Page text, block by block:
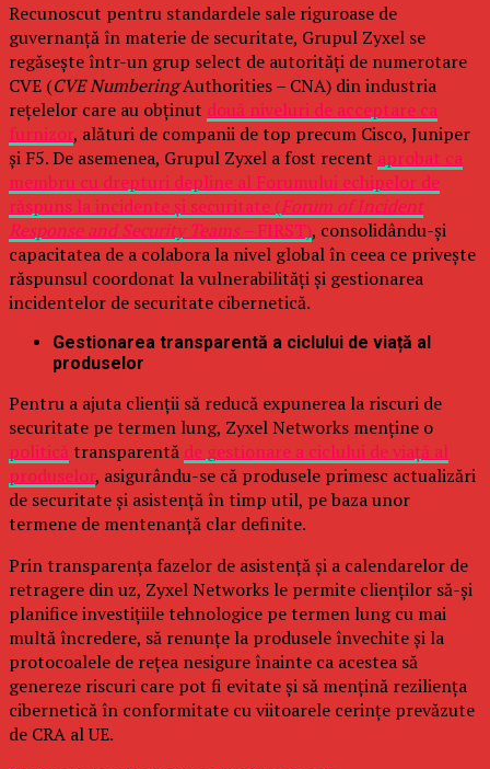
Recunoscut pentru standardele sale riguroase de
guvernanță în materie de securitate, Grupul Zyxel se
regăsește într-un grup select de autorități de numerotare
CVE (CVE NumberingAuthorities – CNA) din industria
rețelelor care au obținut două niveluri de acceptare ca
furnizor, alături de companii de top precum Cisco, Juniper
și F5. De asemenea, Grupul Zyxel a fost recent aprobat ca
membru cu drepturi depline al Forumului echipelor de
răspuns la incidente și securitate (Forum of Incident
Response and Security Teams –FIRST), consolidându-și
capacitatea de a colabora la nivel global în ceea ce privește
răspunsul coordonat la vulnerabilități și gestionarea
incidentelor de securitate cibernetică.
Gestionarea transparentă a ciclului de viață al
produselor
Pentru a ajuta clienții să reducă expunerea la riscuri de
securitate pe termen lung, Zyxel Networks menține o
politică transparentă de gestionare a ciclului de viață al
produselor, asigurându-se că produsele primesc actualizări
de securitate și asistență în timp util, pe baza unor
termene de mentenanță clar definite.
Prin transparența fazelor de asistență și a calendarelor de
retragere din uz, Zyxel Networks le permite clienților să-și
planifice investițiile tehnologice pe termen lung cu mai
multă încredere, să renunțe la produsele învechite și la
protocoalele de rețea nesigure înainte ca acestea să
genereze riscuri care pot fi evitate și să mențină reziliența
cibernetică în conformitate cu viitoarele cerințe prevăzute
de CRA al UE.